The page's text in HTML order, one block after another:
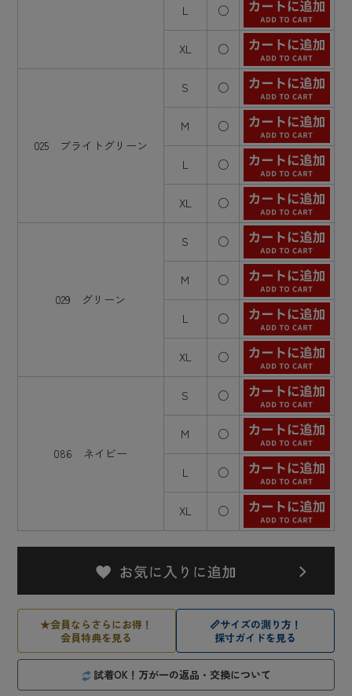
L ○
XL ○
025 ブライトグリーン
S ○
M ○
L ○
XL ○
029 グリーン
S ○
M ○
L ○
XL ○
086 ネイビー
S ○
M ○
L ○
XL ○
★会員ならさらにお得！
会員特典を見る
📏サイズの測り方！
採寸ガイドを見る
試着OK！万が一の返品・交換について